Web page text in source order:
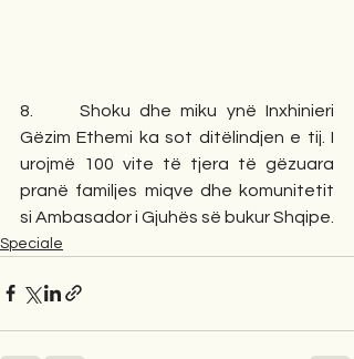
8.     Shoku dhe miku ynë Inxhinieri
Gëzim Ethemi ka sot ditëlindjen e tij. I
urojmë 100 vite të tjera të gëzuara
pranë familjes miqve dhe komunitetit
si Ambasador i Gjuhës së bukur Shqipe.
Speciale